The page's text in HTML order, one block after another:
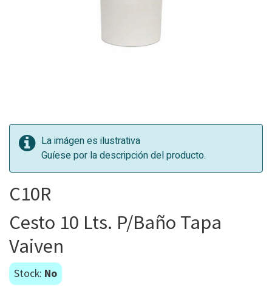
La imágen es ilustrativa
Guíese por la descripción del producto.
C10R
Cesto 10 Lts. P/Baño Tapa
Vaiven
Stock: No